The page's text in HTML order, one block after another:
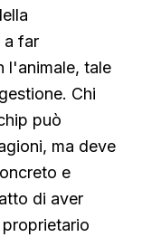
a far
l'animale, tale
Chi
può
ma deve
e
di aver